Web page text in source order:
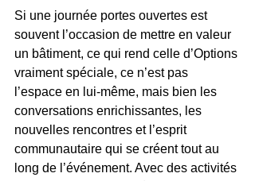
Si une journée portes ouvertes est
souvent l’occasion de mettre en valeur
un bâtiment, ce qui rend celle d’Options
vraiment spéciale, ce n’est pas
l’espace en lui-même, mais bien les
conversations enrichissantes, les
nouvelles rencontres et l’esprit
communautaire qui se créent tout au
long de l’événement. Avec des activités